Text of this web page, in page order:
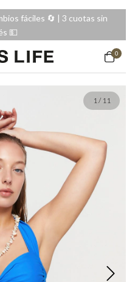
fáciles 🔄️ | 3 cuotas sin
💵
0
1/ 11